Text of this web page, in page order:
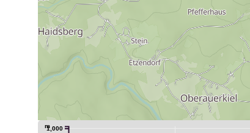
1,000
m